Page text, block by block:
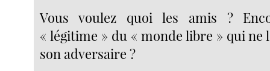
Vous voulez quoi les amis ?
« légitime » du « monde libre » qui ne
son adversaire ?